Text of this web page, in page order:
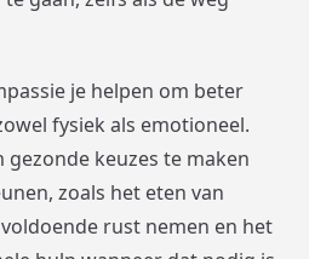
je helpen om beter
fysiek als emotioneel.
keuzes te maken
zoals het eten van
rust nemen en het